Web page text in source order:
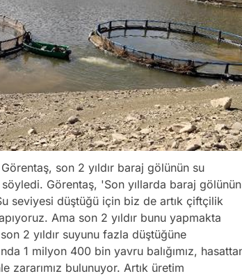
son 2 yıldır baraj gölünün su
Görentaş, 'Son yıllarda baraj gölünün
seviyesi düştüğü için biz de artık çiftçilik
Ama son 2 yıldır bunu yapmakta
2 yıldır suyunu fazla düştüğüne
1 milyon 400 bin yavru balığımız,
zararımız bulunuyor. Artık üretim